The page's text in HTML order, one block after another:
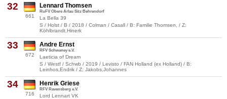
32
661
Lennard Thomsen
RuFV Obere Arlau Sitz Behrendorf
La Bella 39
S / Holst / B / 2018 / Colman / Casall / B: Familie Thomsen, / Z:
Köhlbrandt,Hinerk
33
672
Andre Ernst
RFV Schwaney e.V.
Laeticia of Dream
S / Westf / Schwb / 2019 / Levisto / FAN Holland (ex Holland) / B:
Leinhos,Endrik / Z: Jakobs,Johannes
34
716
Henrik Griese
RFV Ravensberg e.V.
Lord Lennart VK